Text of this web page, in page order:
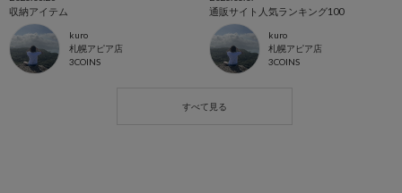
収納アイテム
kuro
札幌アピア店
3COINS
通販サイト人気ランキング100
kuro
札幌アピア店
3COINS